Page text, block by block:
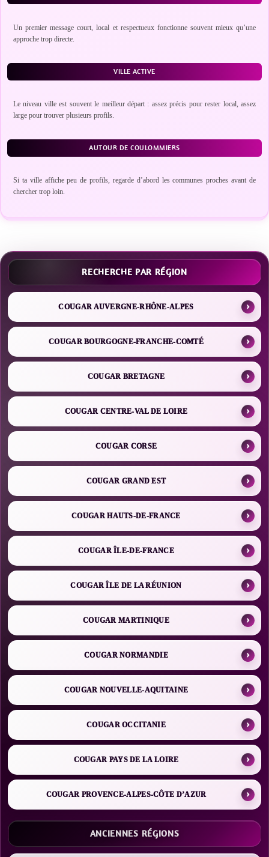
Un premier message court, local et respectueux fonctionne souvent mieux qu’une
approche trop directe.
VILLE ACTIVE
Le niveau ville est souvent le meilleur départ : assez précis pour rester local, assez
large pour trouver plusieurs profils.
AUTOUR DE COULOMMIERS
Si ta ville affiche peu de profils, regarde d’abord les communes proches avant de
chercher trop loin.
RECHERCHE PAR RÉGION
COUGAR AUVERGNE-RHÔNE-ALPES
COUGAR BOURGOGNE-FRANCHE-COMTÉ
COUGAR BRETAGNE
COUGAR CENTRE-VAL DE LOIRE
COUGAR CORSE
COUGAR GRAND EST
COUGAR HAUTS-DE-FRANCE
COUGAR ÎLE-DE-FRANCE
COUGAR ÎLE DE LA RÉUNION
COUGAR MARTINIQUE
COUGAR NORMANDIE
COUGAR NOUVELLE-AQUITAINE
COUGAR OCCITANIE
COUGAR PAYS DE LA LOIRE
COUGAR PROVENCE-ALPES-CÔTE D’AZUR
ANCIENNES RÉGIONS